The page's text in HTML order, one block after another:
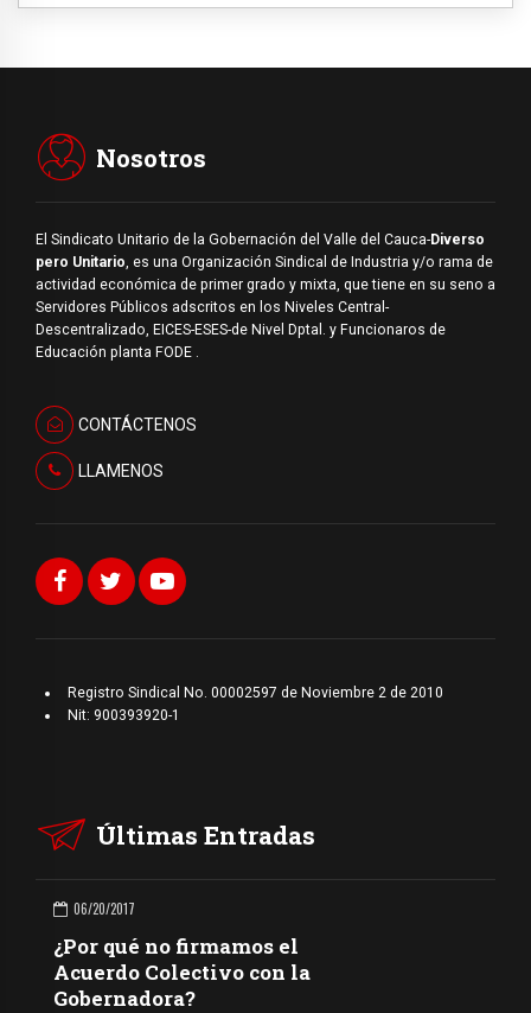
Nosotros
El Sindicato Unitario de la Gobernación del Valle del Cauca-Diverso
pero Unitario, es una Organización Sindical de Industria y/o rama de
actividad económica de primer grado y mixta, que tiene en su seno a
Servidores Públicos adscritos en los Niveles Central-
Descentralizado, EICES-ESES-de Nivel Dptal. y Funcionaros de
Educación planta FODE .
CONTÁCTENOS
LLAMENOS
Registro Sindical No. 00002597 de Noviembre 2 de 2010
Nit: 900393920-1
Últimas Entradas
06/20/2017
¿Por qué no firmamos el
Acuerdo Colectivo con la
Gobernadora?